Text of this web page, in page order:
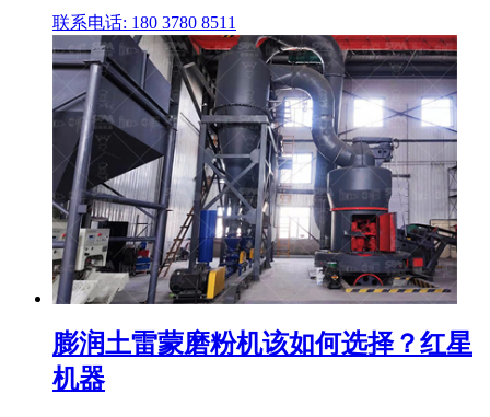
联系电话: 180 3780 8511
膨润土雷蒙磨粉机该如何选择？红星
机器